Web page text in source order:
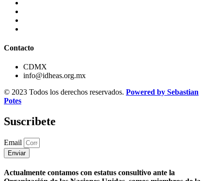
Contacto
CDMX
info@idheas.org.mx
© 2023 Todos los derechos reservados. Powered by Sebastian
Potes
Suscribete
Email
Enviar
Actualmente contamos con estatus consultivo ante la